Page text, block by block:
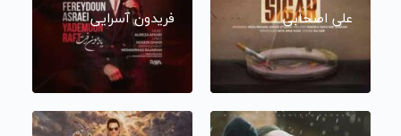
علی اصحابی فریدون آسرایی